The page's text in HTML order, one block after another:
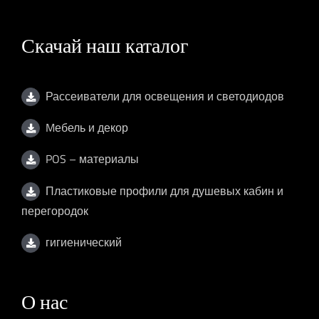
Скачай наш каталог
Рассеиватели для освещения и светодиодов
Mебель и декор
POS – материалы
Пластиковые профили для душевых кабин и
перегородок
гигиенический
О нас